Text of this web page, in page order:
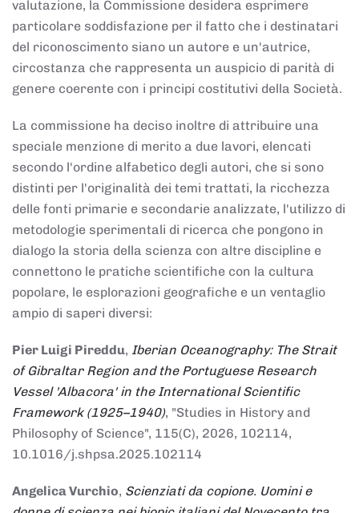
valutazione, la Commissione desidera esprimere
particolare soddisfazione per il fatto che i destinatari
del riconoscimento siano un autore e un'autrice,
circostanza che rappresenta un auspicio di parità di
genere coerente con i principi costitutivi della Società.
La commissione ha deciso inoltre di attribuire una
speciale menzione di merito a due lavori, elencati
secondo l'ordine alfabetico degli autori, che si sono
distinti per l'originalità dei temi trattati, la ricchezza
delle fonti primarie e secondarie analizzate, l'utilizzo di
metodologie sperimentali di ricerca che pongono in
dialogo la storia della scienza con altre discipline e
connettono le pratiche scientifiche con la cultura
popolare, le esplorazioni geografiche e un ventaglio
ampio di saperi diversi:
Pier Luigi Pireddu, Iberian Oceanography: The Strait
of Gibraltar Region and the Portuguese Research
Vessel 'Albacora' in the International Scientific
Framework (1925–1940), "Studies in History and
Philosophy of Science", 115(C), 2026, 102114,
10.1016/j.shpsa.2025.102114
Angelica Vurchio, Scienziati da copione. Uomini e